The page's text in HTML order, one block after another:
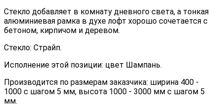
Стекло добавляет в комнату дневного света, а тонкая
алюминиевая рамка в духе лофт хорошо сочетается с
бетоном, кирпичом и деревом.
Стекло: Страйп.
Исполнение этой позиции: цвет Шампань.
Производится по размерам заказчика: ширина 400 -
1000 с шагом 5 мм, высота 1000 - 3000 мм с шагом 5
мм.